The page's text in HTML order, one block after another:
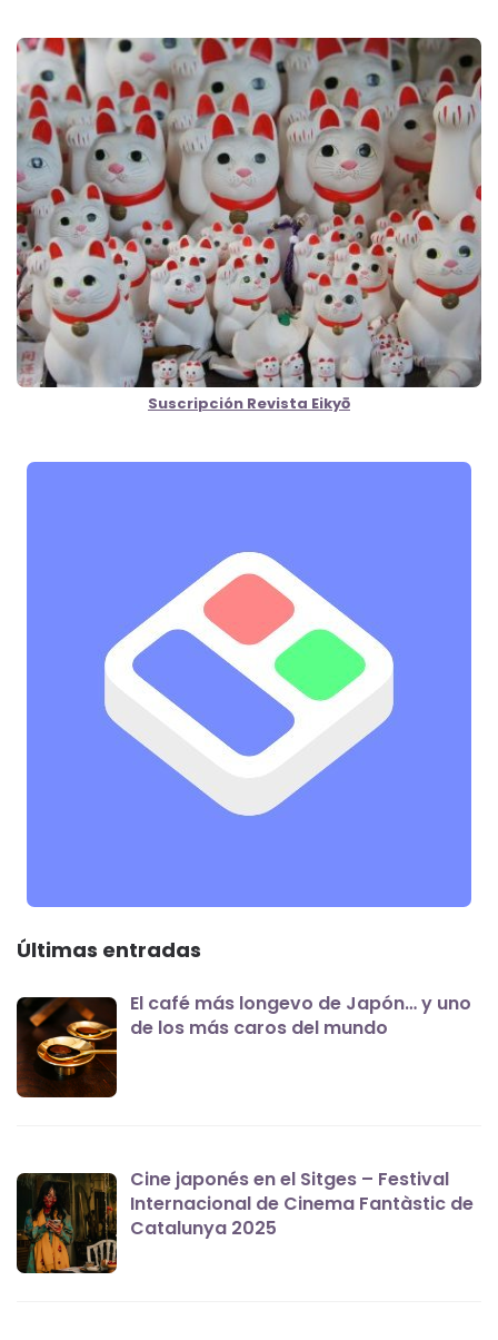
Suscripción Revista Eikyō
Últimas entradas
El café más longevo de Japón… y uno
de los más caros del mundo
Cine japonés en el Sitges – Festival
Internacional de Cinema Fantàstic de
Catalunya 2025